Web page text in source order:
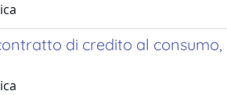
di credito al